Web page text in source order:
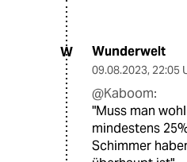
W Wunderwelt
09.08.2023, 22:05
@Kaboom:
"Muss man
mindestens
Schimmer